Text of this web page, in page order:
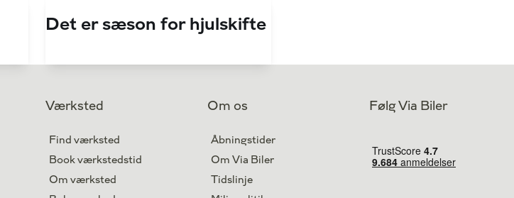
Det er sæson for hjulskifte
Værksted
Find værksted
Book værkstedstid
Om værksted
Om os
Åbningstider
Om Via Biler
Tidslinje
Følg Via Biler